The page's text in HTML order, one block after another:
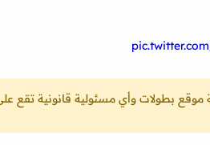
موقع بطولات وأي مسئولية قانونية تقع